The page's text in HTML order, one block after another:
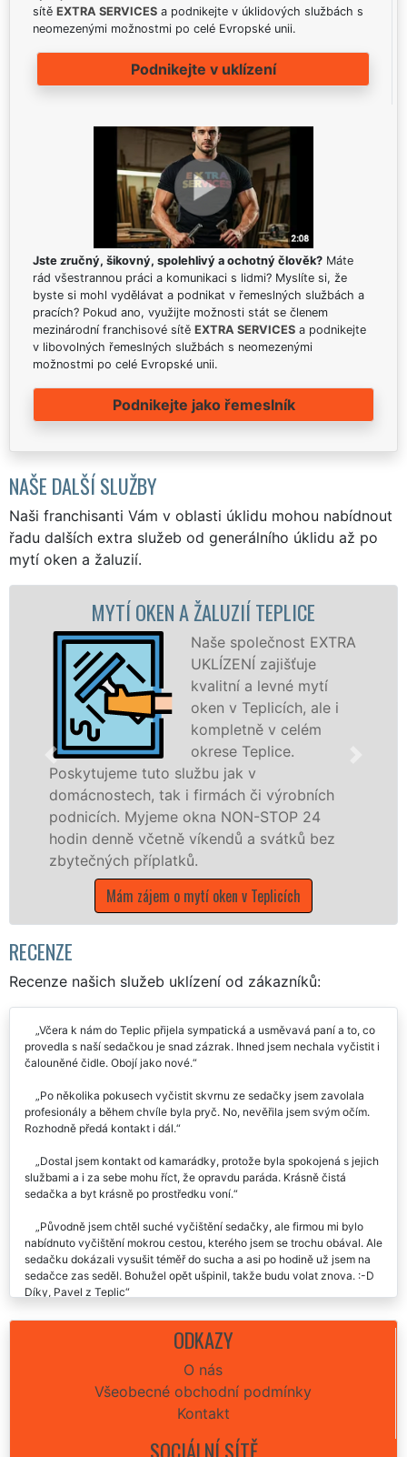
sítě EXTRA SERVICES a podnikejte v úklidových službách s
neomezenými možnostmi po celé Evropské unii.
Podnikejte v uklízení
Jste zručný, šikovný, spolehlivý a ochotný člověk? Máte
rád všestrannou práci a komunikaci s lidmi? Myslíte si, že
byste si mohl vydělávat a podnikat v řemeslných službách a
pracích? Pokud ano, využijte možnosti stát se členem
mezinárodní franchisové sítě EXTRA SERVICES a podnikejte
v libovolných řemeslných službách s neomezenými
možnostmi po celé Evropské unii.
Podnikejte jako řemeslník
NAŠE DALŠÍ SLUŽBY
Naši franchisanti Vám v oblasti úklidu mohou nabídnout
řadu dalších extra služeb od generálního úklidu až po
mytí oken a žaluzií.
OKEN A ŽALUZIÍ TEPLICE
Naše společnost EXTRA
UKLÍZENÍ zajišťuje
kvalitní a levné mytí
oken v Teplicích, ale i
kompletně v celém
okrese Teplice.
tuto službu jak v
tak i firmách či výrobních
Myjeme okna NON-STOP 24
včetně víkendů a svátků bez
příplatků.
Mám zájem o mytí oken v Teplicích
po celém
RECENZE
Recenze našich služeb uklízení od zákazníků:
Včera k nám do Teplic přijela sympatická a usměvavá paní a to, co
provedla s naší sedačkou je snad zázrak. Ihned jsem nechala vyčistit i
Po několika pokusech vyčistit skvrnu ze sedačky jsem zavolala
profesionály a během chvíle byla pryč. No, nevěřila jsem svým očím.
Dostal jsem kontakt od kamarádky, protože byla spokojená s jejich
službami a i za sebe mohu říct, že opravdu paráda. Krásně čistá
Původně jsem chtěl suché vyčištění sedačky, ale firmou mi bylo
nabídnuto vyčištění mokrou cestou, kterého jsem se trochu obával. Ale
sedačku dokázali vysušit téměř do sucha a asi po hodině už jsem na
sedačce zas seděl. Bohužel opět ušpinil, takže budu volat znova. :-D
Tak takhle čistá byla sedačka naposledy, když ji přivezli z
Dvakrát do roka již několik let si nechávám čistit v kanceláři
koženou, a doma v Teplicích látkovou sedací soupravu a jsem velice
ODKAZY
O nás
Všeobecné obchodní podmínky
Kontakt